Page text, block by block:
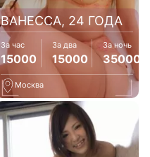
ВАНЕССА, 24 ГОДА
За час
15000
За два
15000
За ночь
35000
Москва